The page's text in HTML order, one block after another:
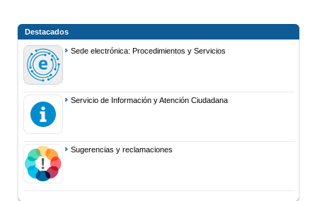
Destacados
Sede electrónica: Procedimientos y Servicios
Servicio de Información y Atención Ciudadana
Sugerencias y reclamaciones